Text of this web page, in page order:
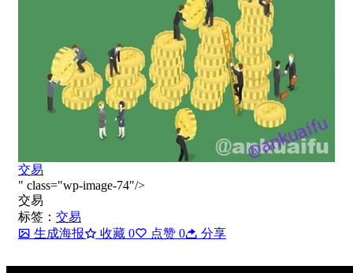
交易
" class="wp-image-74"/>
交易
标签： 交易
生成海报
收藏 0 点赞 0 分享